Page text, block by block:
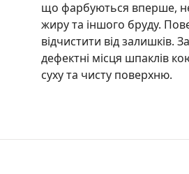
що фарбуються вперше,
жиру та іншого бруду.
відчистити від залишків.
дефектні місця шпаклів
суху та чисту поверхню.